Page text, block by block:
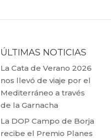
ÚLTIMAS NOTICIAS
La Cata de Verano 2026
nos llevó de viaje por el
Mediterráneo a través
de la Garnacha
La DOP Campo de Borja
recibe el Premio Planes